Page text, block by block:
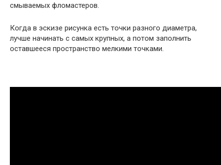
смываемых фломастеров.
Когда в эскизе рисунка есть точки разного диаметра,
лучше начинать с самых крупных, а потом заполнить
оставшееся пространство мелкими точками.